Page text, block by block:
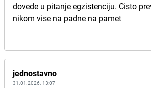
dovede u pitanje egzistenciju. Cisto
nikom vise na padne na pamet
jednostavno
31.01.2026. 13:07